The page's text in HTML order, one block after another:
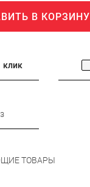
В КОРЗИНУ
клик
ТОВАРЫ